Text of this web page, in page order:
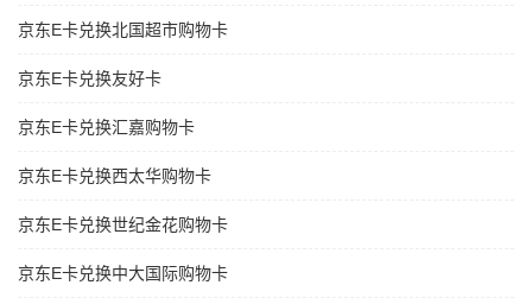
京东E卡兑换北国超市购物卡
京东E卡兑换友好卡
京东E卡兑换汇嘉购物卡
京东E卡兑换西太华购物卡
京东E卡兑换世纪金花购物卡
京东E卡兑换中大国际购物卡